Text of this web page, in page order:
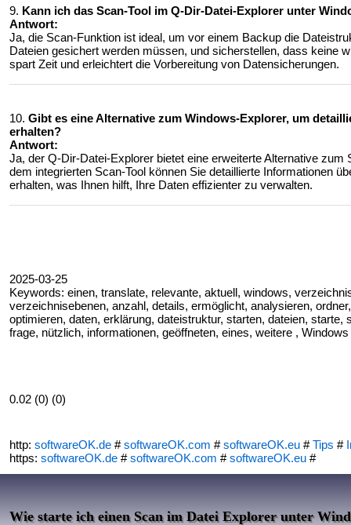
9. Kann ich das Scan-Tool im Q-Dir-Datei-Explorer unter
Antwort:
Ja, die Scan-Funktion ist ideal, um vor einem Backup die
Dateien gesichert werden müssen, und sicherstellen, dass keine
spart Zeit und erleichtert die Vorbereitung von Datensicherungen.
10. Gibt es eine Alternative zum Windows-Explorer, um
erhalten?
Antwort:
Ja, der Q-Dir-Datei-Explorer bietet eine erweiterte Alternative
dem integrierten Scan-Tool können Sie detaillierte Informationen
erhalten, was Ihnen hilft, Ihre Daten effizienter zu verwalten.
2025-03-25
Keywords: einen, translate, relevante, aktuell, windows,
verzeichnisebenen, anzahl, details, ermöglicht, analysieren,
optimieren, daten, erklärung, dateistruktur, starten, dateien,
frage, nützlich, informationen, geöffneten, eines, weitere ,
0.02 (0) (0)
http: softwareOK.de #softwareOK.com #softwareOK.eu #Tips #
https: softwareOK.de #softwareOK.com #softwareOK.eu #
Wie starte ich einen Scan im Datei Explorer unter